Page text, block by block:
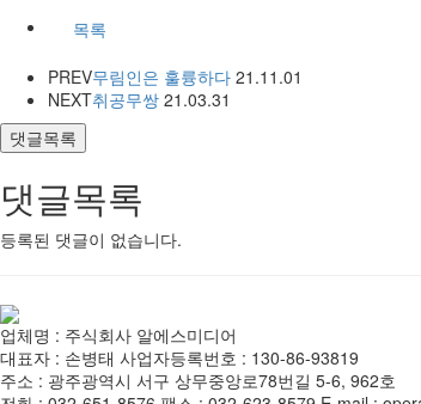
목록
PREV무림인은 훌륭하다 21.11.01
NEXT취공무쌍 21.03.31
댓글목록
댓글목록
등록된 댓글이 없습니다.
업체명 : 주식회사 알에스미디어
대표자 : 손병태 사업자등록번호 : 130-86-93819
주소 : 광주광역시 서구 상무중앙로78번길 5-6, 962호